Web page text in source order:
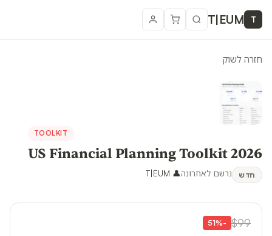
T
T|EUM
חזרה לשוק
TOOLKIT
US Financial Planning Toolkit 2026
חדש נרשם לאחרונה👤
T|EUM
$99
-
51%